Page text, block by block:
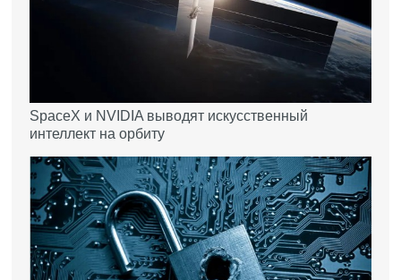
SpaceX и NVIDIA выводят искусственный
интеллект на орбиту